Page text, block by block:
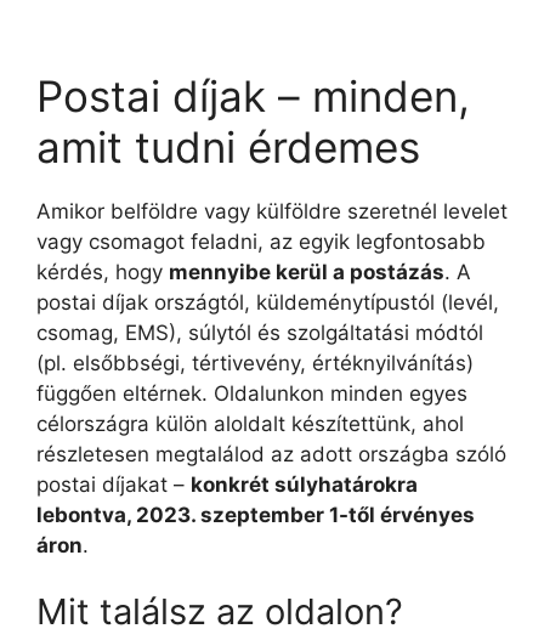
Postai díjak – minden,
amit tudni érdemes
Amikor belföldre vagy külföldre szeretnél levelet
vagy csomagot feladni, az egyik legfontosabb
kérdés, hogy mennyibe kerül a postázás. A
postai díjak országtól, küldeménytípustól (levél,
csomag, EMS), súlytól és szolgáltatási módtól
(pl. elsőbbségi, tértivevény, értéknyilvánítás)
függően eltérnek. Oldalunkon minden egyes
célországra külön aloldalt készítettünk, ahol
részletesen megtalálod az adott országba szóló
postai díjakat – konkrét súlyhatárokra
lebontva, 2023. szeptember 1-től érvényes
áron.
Mit találsz az oldalon?